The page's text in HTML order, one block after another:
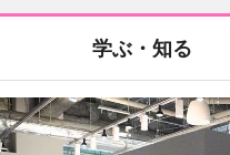
学ぶ・知る